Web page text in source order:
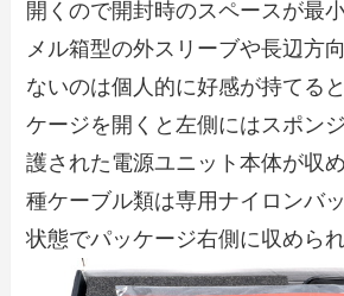
開くので開封時のスペースが最
メル箱型の外スリーブや長辺方
ないのは個人的に好感が持てる
ケージを開くと左側にはスポン
護された電源ユニット本体が収
種ケーブル類は専用ナイロンバ
状態でパッケージ右側に収めら